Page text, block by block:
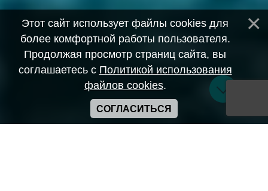
Этот сайт использует файлы cookies для
более комфортной работы пользователя.
Продолжая просмотр страниц сайта, вы
соглашаетесь с Политикой использования
файлов cookies.
СОГЛАСИТЬСЯ